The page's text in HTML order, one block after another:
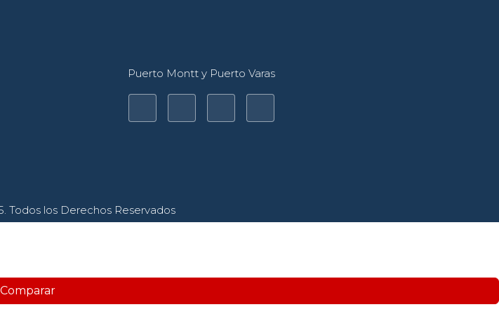
Puerto Montt y Puerto Varas
Todos los Derechos Reservados
Comparar